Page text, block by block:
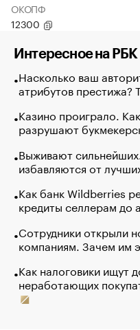
ОКОПФ
12300
Интересное на РБК
Насколько ваш
атрибутов престижа?
Казино проиграло.
разрушают
Выживают
избавляются от
Как банк Wildberries
кредиты селлерам до
Сотрудники открыли
компаниям. Зачем им
Как налоговики ищут
неработающих